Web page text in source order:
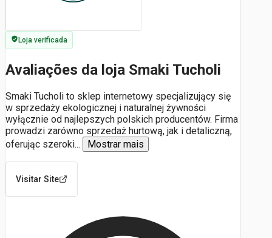
Loja verificada
Avaliações da loja Smaki Tucholi
Smaki Tucholi to sklep internetowy specjalizujący się
w sprzedaży ekologicznej i naturalnej żywności
wyłącznie od najlepszych polskich producentów. Firma
prowadzi zarówno sprzedaż hurtową, jak i detaliczną,
oferując szeroki... Mostrar mais
Visitar Site